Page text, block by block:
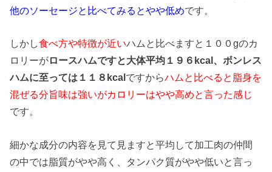
他のソーセージと比べてみるとやや低めです。
しかし食べ方や特徴が近いハムと比べますと１００gのカ
ロリーがロースハムですと大体平均１９６kcal、ボンレス
ハムに至っては１１８kcal ですからハムと比べると脂身を
混ぜる分旨味は強いがカロリーはやや高めと言った感じ
です。
細かな成分の内容を見て見ますと平均して加工肉の仲間
の中では脂質がやや高く、タンパク質がやや低いと言っ